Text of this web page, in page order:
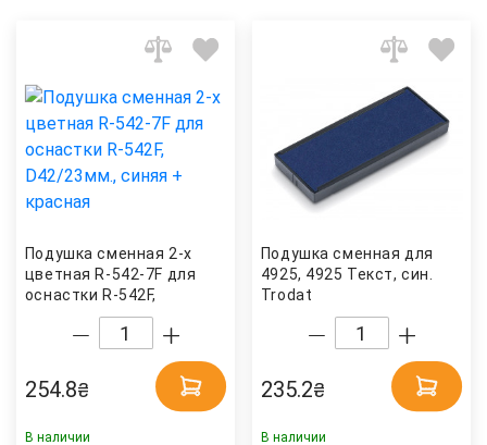
Подушка сменная 2-х
цветная R-542-7F для
оснастки R-542F,
D42/23мм., синяя +
красная Shiny
254.8₴
В наличии
Подушка сменная для
4925, 4925 Текст, син.
Trodat
235.2₴
В наличии